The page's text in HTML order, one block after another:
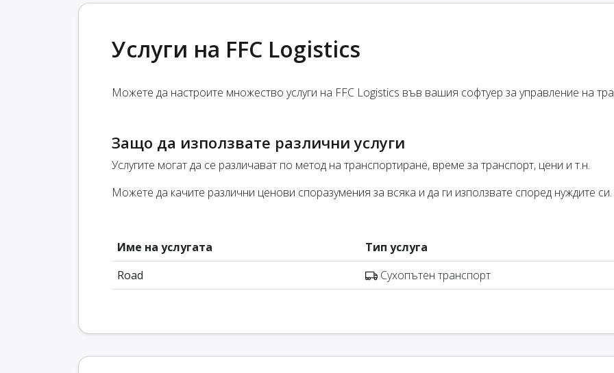
Услуги на FFC Logistics
Можете да настроите множество услуги на FFC Logistics във вашия софтуер за управление на
Защо да използвате различни услуги
Услугите могат да се различават по метод на транспортиране, време за транспорт, цени и т.н.
Можете да качите различни ценови споразумения за всяка и да ги използвате според нуждите си.
Име на услугата
Тип услуга
Road
Сухопътен транспорт